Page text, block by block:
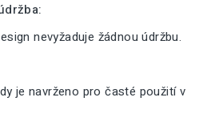
nevyžaduje žádnou údržbu.
je navrženo pro časté použití v